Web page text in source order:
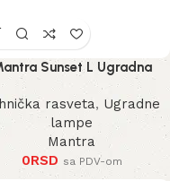
Sunset L Ugradna
Lampa
rasveta, Ugradne
lampe
Mantra
0RSD sa PDV-om